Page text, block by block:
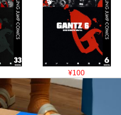
¥100